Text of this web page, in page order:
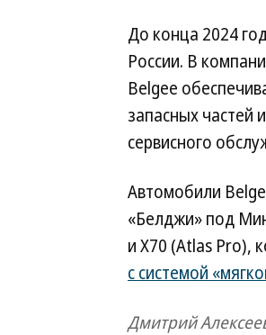
До конца 2024
России. В
Belgee
запасных частей
сервисного
Автомобили
«Белджи» под
и X70 (Atlas Pro),
с системой
Дмитрий